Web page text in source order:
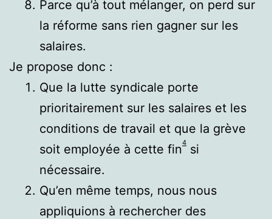
Parce qu’à tout mélanger, on perd sur
la réforme sans rien gagner sur les
salaires.
Je propose donc :
Que la lutte syndicale porte
prioritairement sur les salaires et les
conditions de travail et que la grève
soit employée à cette fin4 si
nécessaire.
Qu’en même temps, nous nous
appliquions à rechercher des